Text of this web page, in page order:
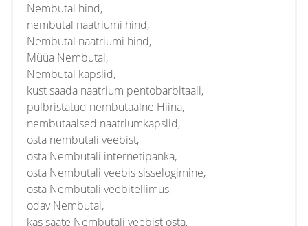
Nembutal hind,
nembutal naatriumi hind,
Nembutal naatriumi hind,
Müüa Nembutal,
Nembutal kapslid,
kust saada naatrium pentobarbitaali,
pulbristatud nembutaalne Hiina,
nembutaalsed naatriumkapslid,
osta nembutali veebist,
osta Nembutali internetipanka,
osta Nembutali veebis sisselogimine,
osta Nembutali veebitellimus,
odav Nembutal,
kas saate Nembutali veebist osta,